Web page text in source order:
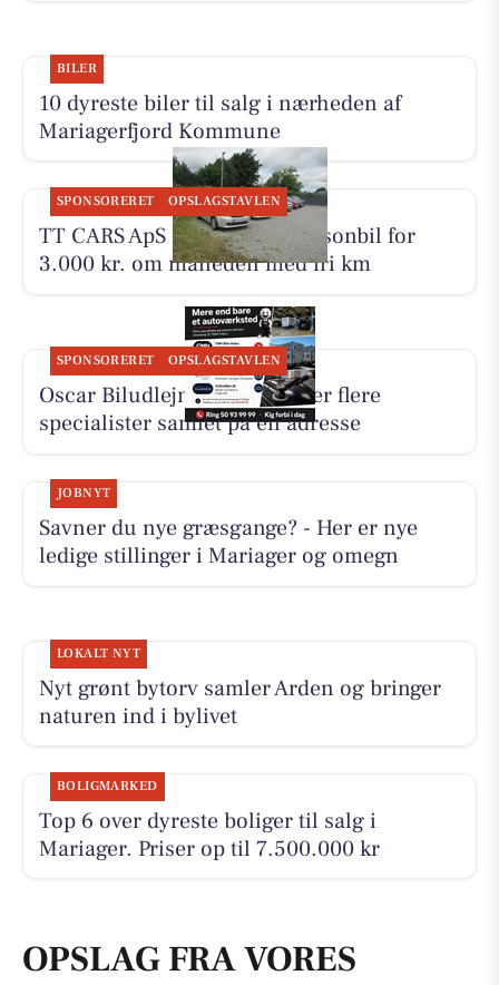
BILER
10 dyreste biler til salg i nærheden af
Mariagerfjord Kommune
SPONSORERET OPSLAGSTAVLEN
TT CARS ApS udlejer lille personbil for
3.000 kr. om måneden med fri km
SPONSORERET OPSLAGSTAVLEN
Oscar Biludlejning fremhæver flere
specialister samlet på én adresse
JOBNYT
Savner du nye græsgange? - Her er nye
ledige stillinger i Mariager og omegn
LOKALT NYT
Nyt grønt bytorv samler Arden og bringer
naturen ind i bylivet
BOLIGMARKED
Top 6 over dyreste boliger til salg i
Mariager. Priser op til 7.500.000 kr
OPSLAG FRA VORES